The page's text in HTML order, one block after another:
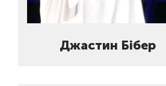
Джастин Бібер